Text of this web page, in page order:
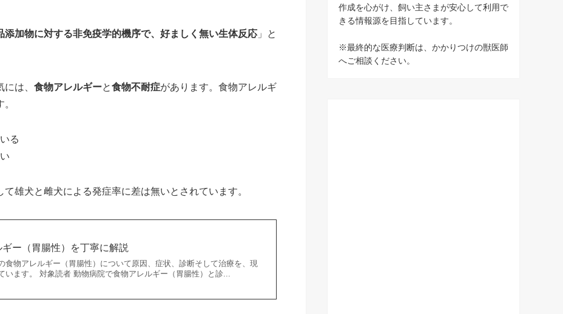
添加物に対する非免疫学的機序で、好ましく無い生体反応 」と
は、 食物アレルギーと食物不耐症があります。食物アレルギ
る
雄犬と雌犬による発症率に差は無いとされています。
ー（胃腸性）を丁寧に解説
食物アレルギー（胃腸性）について原因、症状、診断そして治療を、現
います。 対象読者 動物病院で食物アレルギー（胃腸性）と診...
作成を心がけ、飼い主さまが安心して利用で
きる情報源を目指しています。
※最終的な医療判断は、かかりつけの獣医師
へご相談ください。